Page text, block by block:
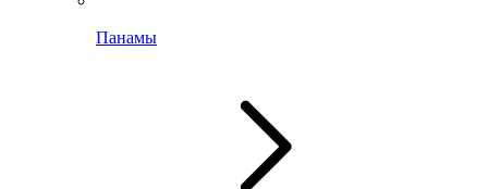
Панамы